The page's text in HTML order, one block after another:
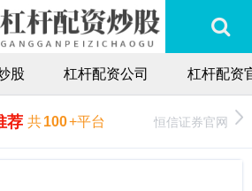
股 杠杆配资公司 杠杆配资
荐 共100+平台 恒信证券官网